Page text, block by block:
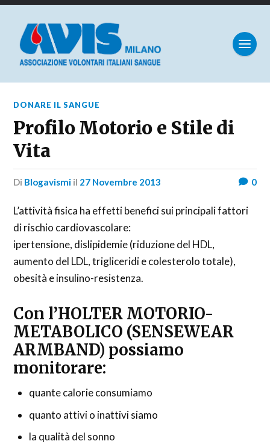
DONARE IL SANGUE
Profilo Motorio e Stile di
Vita
di Blogavismi il 27 Novembre 2013 0
L’attività fisica ha effetti benefici sui principali fattori
di rischio cardiovascolare:
ipertensione, dislipidemie (riduzione del HDL,
aumento del LDL, trigliceridi e colesterolo totale),
obesità e insulino-resistenza.
Con l’HOLTER MOTORIO-
METABOLICO (SENSEWEAR
ARMBAND) possiamo
monitorare:
quante calorie consumiamo
quanto attivi o inattivi siamo
la qualità del sonno